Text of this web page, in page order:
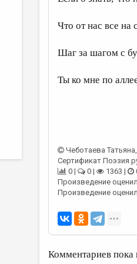
Что от нас все на
Шаг за шагом с
Ты ко мне по
Чеботаева Татьяна
Сертификат
0 |
0 | 1363 |
Произведение
Произведение
Комментариев пока